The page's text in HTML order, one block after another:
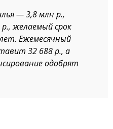
— 3,8 млн р.,
желаемый срок
Ежемесячный
32 688 р., а
одобрят